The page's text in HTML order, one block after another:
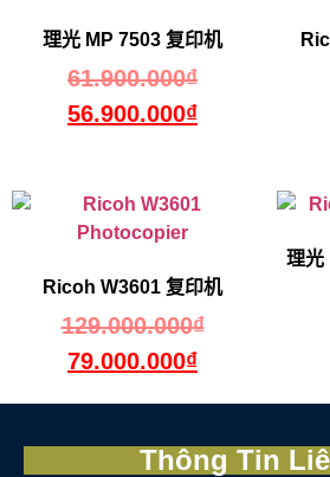
理光 MP 7503 复印机
61.900.000₫
56.900.000₫
Ricoh W3601 复印机
129.000.000₫
79.000.000₫
理光
Thông Tin